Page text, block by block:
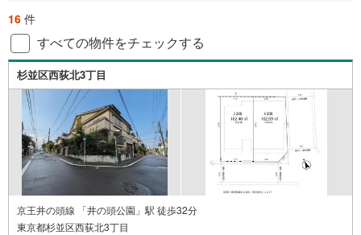
16 件
すべての物件をチェックする
杉並区西荻北3丁目
京王井の頭線 「井の頭公園」駅 徒歩32分
東京都杉並区西荻北3丁目